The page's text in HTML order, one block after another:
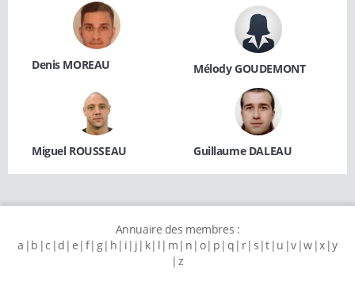
Denis MOREAU Mélody GOUDEMONT
Miguel ROUSSEAU Guillaume DALEAU
Annuaire des membres :
a b c d e f g h i j k l m n o p q r s t u v w x y
z